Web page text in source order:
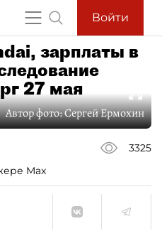
Войти
зарплаты в
27 мая
Автор фото:Сергей Ермохин
3325
Max